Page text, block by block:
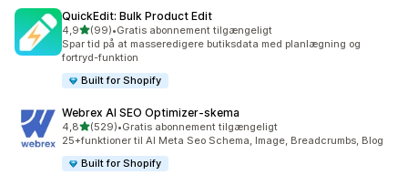
QuickEdit: Bulk Product Edit
4,9ud af 5 stjerner
(99)
99 anmeldelser i alt
•Gratis abonnement tilgængeligt
Spar tid på at masseredigere butiksdata med planlægning og
fortryd-funktion
Built for Shopify
Webrex AI SEO Optimizer‑skema
4,8ud af 5 stjerner
(529)
529 anmeldelser i alt
•Gratis abonnement tilgængeligt
25+funktioner til AI Meta Seo Schema, Image, Breadcrumbs, Blog
Built for Shopify